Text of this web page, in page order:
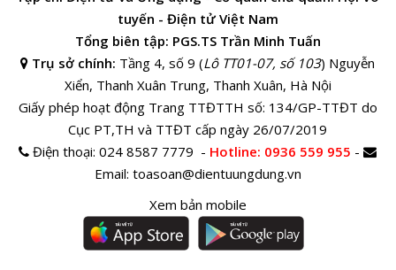
tuyến - Điện tử Việt Nam
Tổng biên tập: PGS.TS Trần Minh Tuấn
Trụ sở chính: Tầng 4, số 9 (Lô TT01-07, số 103) Nguyễn
Xiển, Thanh Xuân Trung, Thanh Xuân, Hà Nội
Giấy phép hoạt động Trang TTĐTTH số: 134/GP-TTĐT do
Cục PT,TH và TTĐT cấp ngày 26/07/2019
Điện thoại:024 8587 7779 - Hotline: 0936 559 955 -
Email: toasoan@dientuungdung.vn
Xem bản mobile